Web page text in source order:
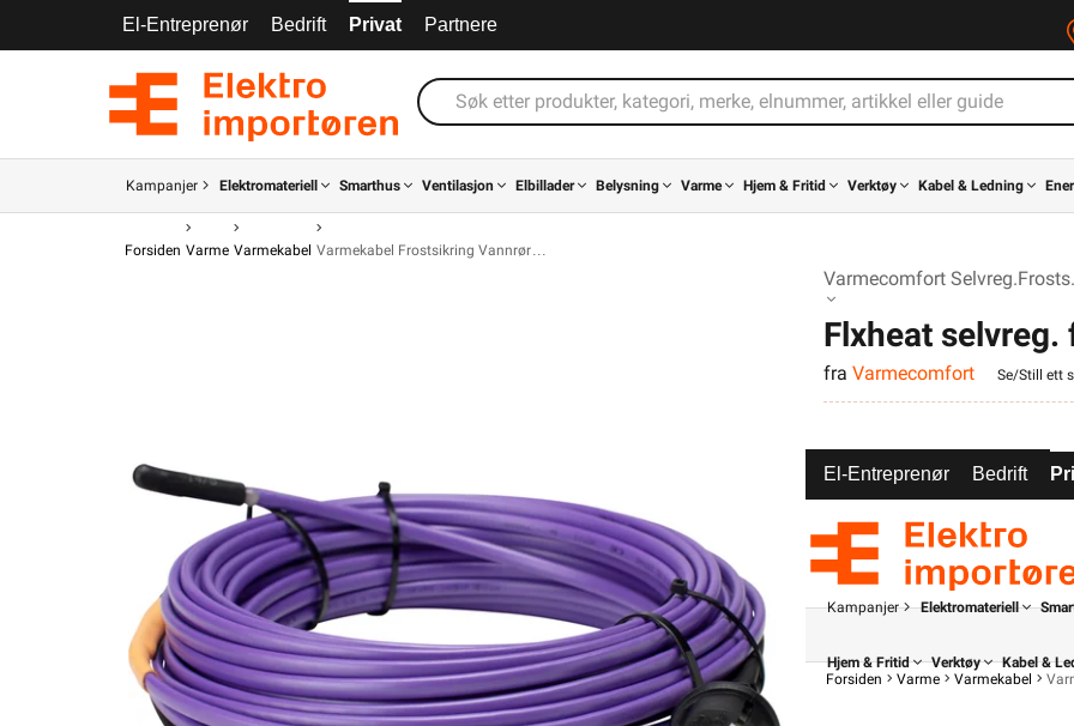
El-Entreprenør Bedrift Privat Partnere
Kampanjer Elektromateriell Smarthus Ventilasjon Elbillader Belysning Varme Hjem & Fritid Verktøy Kabel & Ledning
Forsiden Varme Varmekabel Varmekabel Frostsikring Vannrør
Varmecomfort
Flxheat
13M 143W
fra Varmecomfort Se/Still ett
El-Entreprenør Bedrift
Kampanjer Elektromateriell
Hjem & Fritid Verktøy Kabel &
Forsiden
Varme Varmekabel